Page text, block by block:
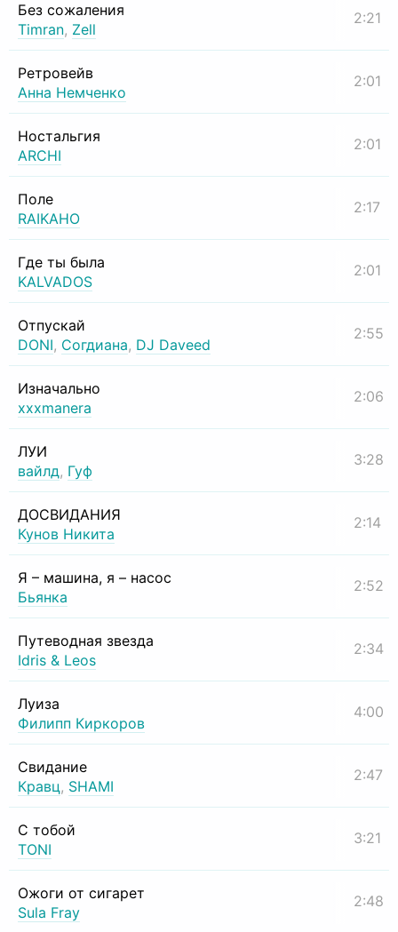
Без сожаления
Timran, Zell
2:21
Ретровейв
Анна Немченко
2:01
Ностальгия
ARCHI
2:01
Поле
RAIKAHO
2:17
Где ты была
KALVADOS
2:01
Отпускай
DONI, Согдиана, DJ Daveed
2:55
Изначально
xxxmanera
2:06
ЛУИ
вайлд, Гуф
3:28
ДОСВИДАНИЯ
Кунов Никита
2:14
Я – машина, я – насос
Бьянка
2:52
Путеводная звезда
Idris & Leos
2:34
Луиза
Филипп Киркоров
4:00
Свидание
Кравц, SHAMI
2:47
С тобой
TONI
3:21
Ожоги от сигарет
Sula Fray
2:48